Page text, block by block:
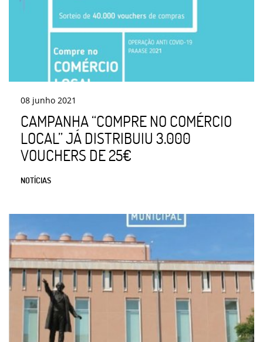
08 junho 2021
CAMPANHA “COMPRE NO COMÉRCIO
LOCAL” JÁ DISTRIBUIU 3.000
VOUCHERS DE 25€
NOTÍCIAS